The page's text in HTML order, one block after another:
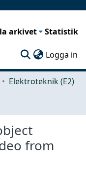
arkivet Statistik
Logga in
Elektroteknik (E2)
from